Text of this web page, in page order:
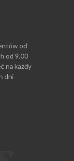
od
od 9.00
na każdy
dni